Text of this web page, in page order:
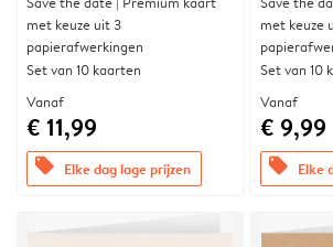
met keuze uit 3
papierafwerkingen
Set van 10 kaarten
Vanaf
€ 11,99
offers Elke dag lage prijzen
met keuze
Set van 10
Vanaf
€ 9,99
offers Elke